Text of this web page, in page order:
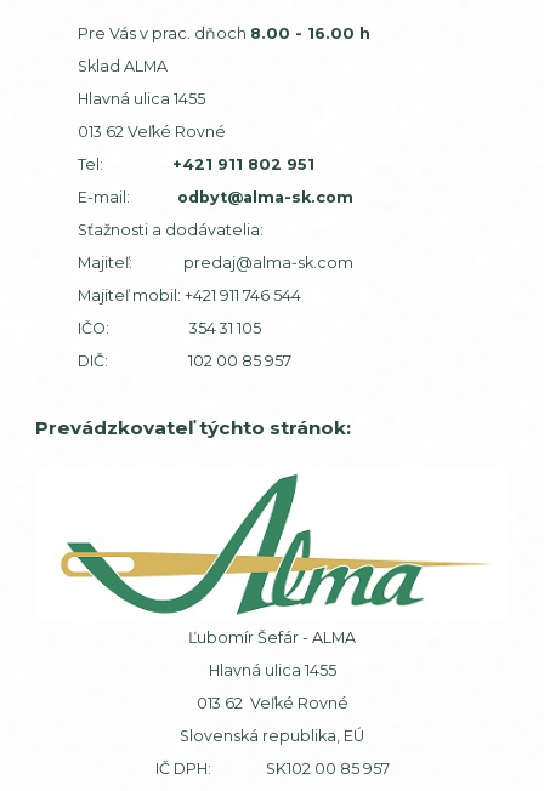
Pre Vás v prac. dňoch 8.00 - 16.00 h
Sklad ALMA
Hlavná ulica 1455
013 62 Veľké Rovné
Tel:
+421 911 802 951
E-mail: odbyt@alma-sk.com
Sťažnosti a dodávatelia:
Majiteľ: predaj@alma-sk.com
Majiteľ mobil: +421 911 746 544
IČO: 354 31 105
DIČ: 102 00 85 957
Prevádzkovateľ týchto stránok:
Ľubomír Šefár - ALMA
Hlavná ulica 1455
013 62 Veľké Rovné
Slovenská republika, EÚ
IČ DPH: SK102 00 85 957